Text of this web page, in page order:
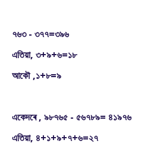
৭৬৩ - ৩৭৭=৩৯৬
এতিয়া, ৩+৯+৬=১৮
আকৌ ,১+৮=৯
একেদৰে , ৯৮৭৬৫ - ৫৬৭৮৯= ৪১৯৭৬
এতিয়া, ৪+১+৯+৭+৬=২৭